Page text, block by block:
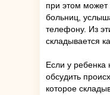
при этом может
больниц,
телефону. Из
складывается
Если у ребенка
обсудить
которое